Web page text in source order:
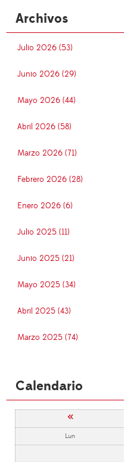
Archivos
Julio 2026 (53)
Junio 2026 (29)
Mayo 2026 (44)
Abril 2026 (58)
Marzo 2026 (71)
Febrero 2026 (28)
Enero 2026 (6)
Julio 2025 (11)
Junio 2025 (21)
Mayo 2025 (34)
Abril 2025 (43)
Marzo 2025 (74)
Calendario
«
Lun